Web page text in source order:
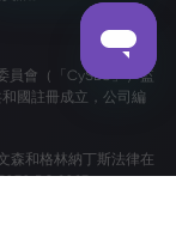
會（「CySEC」）監
國註冊成立，公司編
森和格林納丁斯法律在
BC 2023。